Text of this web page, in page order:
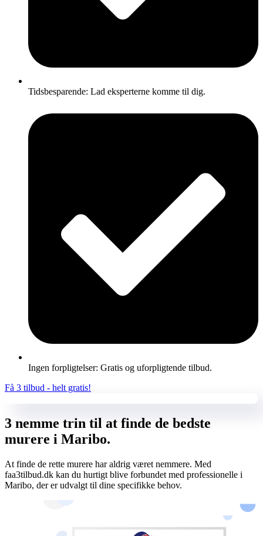
Tidsbesparende: Lad eksperterne komme til dig.
Ingen forpligtelser: Gratis og uforpligtende tilbud.
Få 3 tilbud - helt gratis!
3 nemme trin til at finde de bedste
murere i Maribo.
At finde de rette murere har aldrig været nemmere. Med
faa3tilbud.dk kan du hurtigt blive forbundet med professionelle i
Maribo, der er udvalgt til dine specifikke behov.